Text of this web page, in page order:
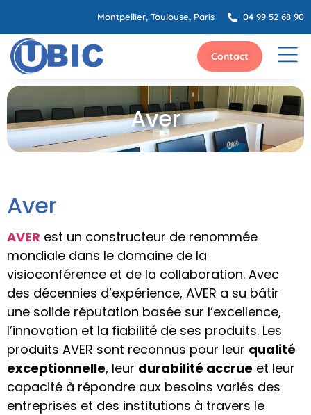
Montpellier, Toulouse, Paris 04 99 52 68 90
Contact
Aver
Aver
AVER est un constructeur de renommée
mondiale dans le domaine de la
visioconférence et de la collaboration. Avec
des décennies d’expérience, AVER a su bâtir
une solide réputation basée sur l’excellence,
l’innovation et la fiabilité de ses produits. Les
produits AVER sont reconnus pour leur qualité
exceptionnelle, leur durabilité accrue et leur
capacité à répondre aux besoins variés des
entreprises et des institutions à travers le